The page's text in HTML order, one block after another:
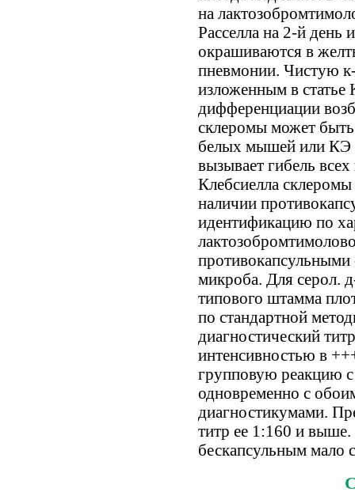
на
Расселла на 2-й день
окрашиваются в
пневмонии. Чистую
изложенным в статье
дифференциации
склеромы может
белых мышей или КЭ
вызывает гибель
Клебсиелла
наличии
идентификацию по
микроба. Для серол.
типового штамма
по стандартной
диагностический
интенсивностью в
групповую реакцию с
одновременно с
диагностикумами.
титр ее 1:160 и выше.
бескапсульным мало